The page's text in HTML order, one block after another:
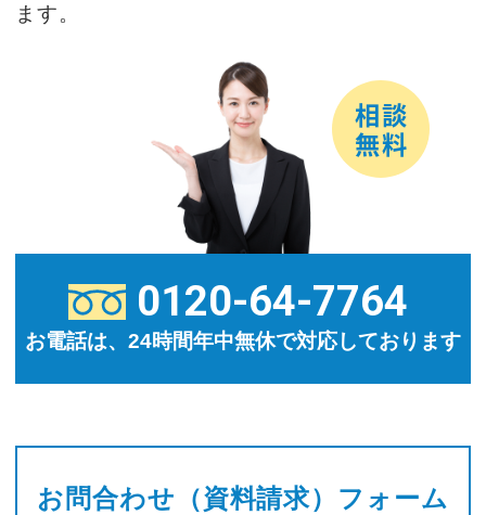
ます。
0120-64-7764
お電話は、24時間年中無休で対応しております
お問合わせ（資料請求）フォーム